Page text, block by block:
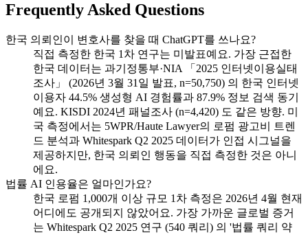
Frequently Asked Questions
한국 의뢰인이 변호사를 찾을 때 ChatGPT를 쓰나요?
직접 측정한 한국 1차 연구는 미발표예요. 가장 근접한
한국 데이터는 과기정통부·NIA 「2025 인터넷이용실태
조사」 (2026년 3월 31일 발표, n=50,750) 의 한국 인터넷
이용자 44.5% 생성형 AI 경험률과 87.9% 정보 검색 동기
예요. KISDI 2024년 패널조사 (n=4,420) 도 같은 방향. 미
국 측정에서는 5WPR/Haute Lawyer의 로펌 광고비 트렌
드 분석과 Whitespark Q2 2025 데이터가 인접 시그널을
제공하지만, 한국 의뢰인 행동을 직접 측정한 것은 아니
에요.
법률 AI 인용율은 얼마인가요?
한국 로펌 1,000개 이상 규모 1차 측정은 2026년 4월 현재
어디에도 공개되지 않았어요. 가장 가까운 글로벌 증거
는 Whitespark Q2 2025 연구 (540 쿼리) 의 '법률 쿼리 약